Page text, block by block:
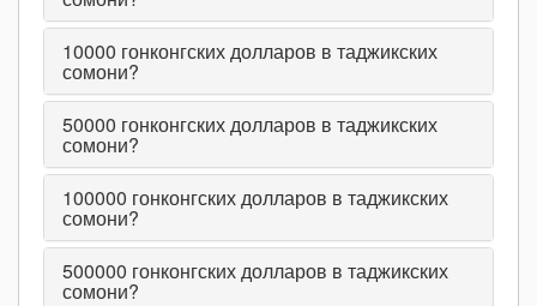
10000 гонконгских долларов в таджикских
сомони?
50000 гонконгских долларов в таджикских
сомони?
100000 гонконгских долларов в таджикских
сомони?
500000 гонконгских долларов в таджикских
сомони?